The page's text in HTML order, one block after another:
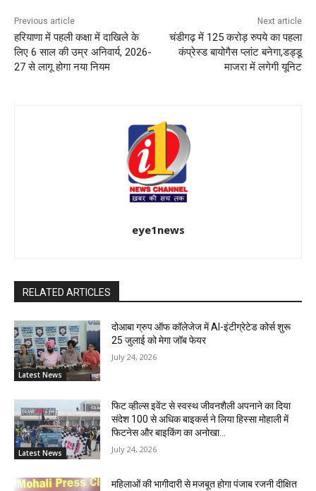
Previous article
हरियाणा में पहली कक्षा में दाखिले के
लिए 6 साल की उम्र अनिवार्य, 2026-
27 से लागू होगा नया नियम
Next article
चंडीगढ़ में 125 करोड़ रुपये का पहला
कंप्रेस्ड बायोगैस प्लांट बनेगा,डड्डू
माजरा में लगेगी यूनिट
eye1news
RELATED ARTICLES
Latest News
दोआबा ग्रुप ऑफ कॉलेजेज में AI-इंटीग्रेटेड कोर्स शुरू
25 जुलाई को मेगा जॉब फेयर
July 24, 2026
Latest News
फिट व्हील्स इवेंट से स्वस्थ जीवनशैली अपनाने का दिया
संदेश 100 से अधिक बाइकर्स ने लिया हिस्सा मोहाली में
फिटनेस और बाइकिंग का अनोखा...
July 24, 2026
महिलाओं की भागीदारी से मजबूत होगा पंजाब रजनी दीक्षित